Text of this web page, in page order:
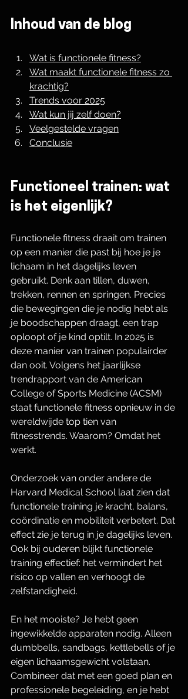
Inhoud van de blog
Wat is functionele fitness?
Wat maakt functionele fitness zo
krachtig?
Trends voor 2025
Wat kun jij zelf doen?
Veelgestelde vragen
Conclusie
Functioneel trainen: wat
is het eigenlijk?
Functionele fitness draait om trainen
op een manier die past bij hoe je je
lichaam in het dagelijks leven
gebruikt. Denk aan tillen, duwen,
trekken, rennen en springen. Precies
die bewegingen die je nodig hebt als
je boodschappen draagt, een trap
oploopt of je kind optilt. In 2025 is
deze manier van trainen populairder
dan ooit. Volgens het jaarlijkse
trendrapport van de American
College of Sports Medicine (ACSM)
staat functionele fitness opnieuw in de
wereldwijde top tien van
fitnesstrends. Waarom? Omdat het
werkt.
Onderzoek van onder andere de
Harvard Medical School laat zien dat
functionele training je kracht, balans,
coördinatie en mobiliteit verbetert. Dat
effect zie je terug in je dagelijks leven.
Ook bij ouderen blijkt functionele
training effectief: het vermindert het
risico op vallen en verhoogt de
zelfstandigheid.
En het mooiste? Je hebt geen
ingewikkelde apparaten nodig. Alleen
dumbbells, sandbags, kettlebells of je
eigen lichaamsgewicht volstaan.
Combineer dat met een goed plan en
professionele begeleiding, en je hebt